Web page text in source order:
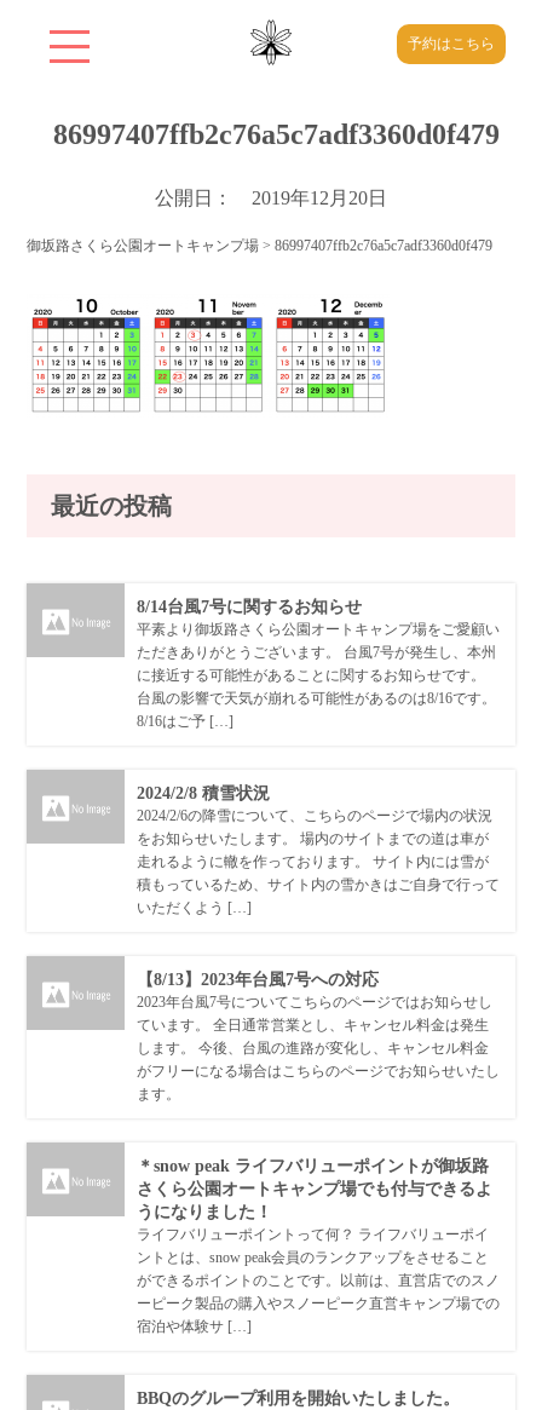
予約はこちら
86997407ffb2c76a5c7adf3360d0f479
公開日： 2019年12月20日
御坂路さくら公園オートキャンプ場 >86997407ffb2c76a5c7adf3360d0f479
最近の投稿
8/14台風7号に関するお知らせ
平素より御坂路さくら公園オートキャンプ場をご愛顧い
ただきありがとうございます。 台風7号が発生し、本州
に接近する可能性があることに関するお知らせです。
台風の影響で天気が崩れる可能性があるのは8/16です。
8/16はご予 […]
2024/2/8 積雪状況
2024/2/6の降雪について、こちらのページで場内の状況
をお知らせいたします。 場内のサイトまでの道は車が
走れるように轍を作っております。 サイト内には雪が
積もっているため、サイト内の雪かきはご自身で行って
いただくよう […]
【8/13】2023年台風7号への対応
2023年台風7号についてこちらのページではお知らせし
ています。 全日通常営業とし、キャンセル料金は発生
します。 今後、台風の進路が変化し、キャンセル料金
がフリーになる場合はこちらのページでお知らせいたし
ます。
＊snow peak ライフバリューポイントが御坂路
さくら公園オートキャンプ場でも付与できるよ
うになりました！
ライフバリューポイントって何？ ライフバリューポイ
ントとは、snow peak会員のランクアップをさせること
ができるポイントのことです。以前は、直営店でのスノ
ーピーク製品の購入やスノーピーク直営キャンプ場での
宿泊や体験サ […]
BBQのグループ利用を開始いたしました。